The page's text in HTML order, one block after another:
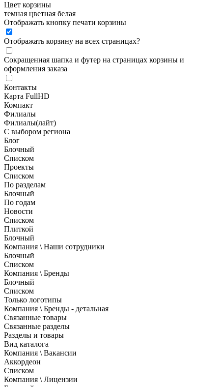
Цвет корзины
темная цветная белая
Отображать кнопку печати корзины
Отображать корзину на всех страницах?
Сокращенная шапка и футер на страницах корзины и
оформления заказа
Контакты
Карта FullHD
Компакт
Филиалы
Филиалы(лайт)
С выбором региона
Блог
Блочный
Списком
Проекты
Списком
По разделам
Блочный
По годам
Новости
Списком
Плиткой
Блочный
Компания \ Наши сотрудники
Блочный
Списком
Компания \ Бренды
Блочный
Списком
Только логотипы
Компания \ Бренды - детальная
Связанные товары
Связанные разделы
Разделы и товары
Вид каталога
Компания \ Вакансии
Аккордеон
Списком
Компания \ Лицензии